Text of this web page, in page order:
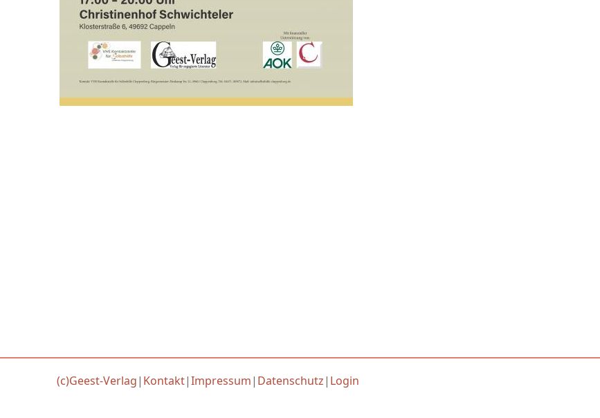
(c)Geest-Verlag| Kontakt|Impressum| Datenschutz| Login